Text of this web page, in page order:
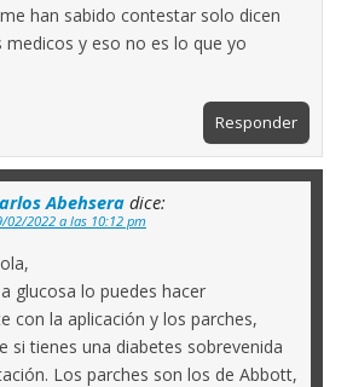
han sabido contestar solo dicen
medicos y eso no es lo que yo
Responder
Abehseradice:
02/2022 a las 10:12 pm
glucosa lo puedes hacer
con la aplicación y los parches,
si tienes una diabetes sobrevenida
Los parches son los de Abbott,